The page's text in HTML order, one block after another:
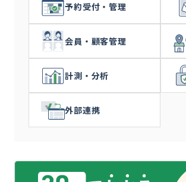
予約受付・管理
会員・顧客管理
計測・分析
外部連携